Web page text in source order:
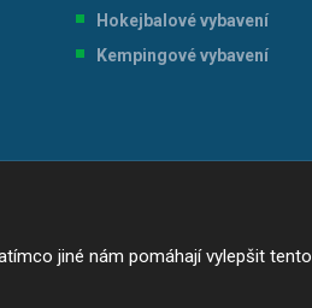
jiné nám pomáhají vylepšit
Hokejbalové vybavení
Kempingové vybavení